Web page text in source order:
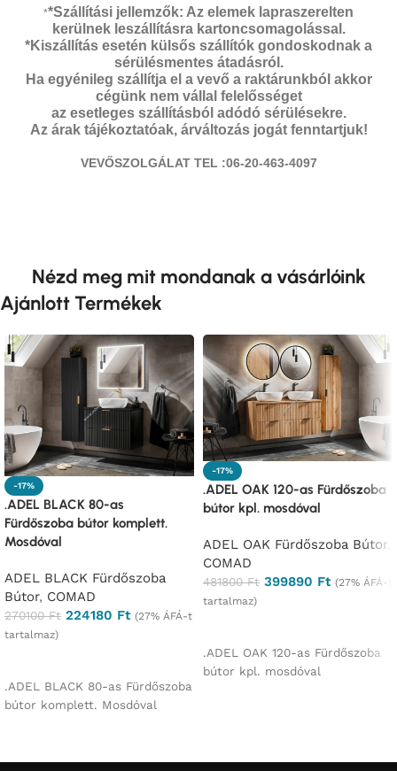
**Szállítási jellemzők: Az elemek lapraszerelten
kerülnek leszállításra kartoncsomagolással.
*Kiszállítás esetén külsős szállítók gondoskodnak a
sérülésmentes átadásról.
Ha egyénileg szállítja el a vevő a raktárunkból akkor
cégünk nem vállal felelősséget
az esetleges szállításból adódó sérülésekre.
Az árak tájékoztatóak, árváltozás jogát fenntartjuk!
VEVŐSZOLGÁLAT TEL :06-20-463-4097
Nézd meg mit mondanak a vásárlóink
Ajánlott Termékek
-17%
.ADEL BLACK 80-as
Fürdőszoba bútor komplett.
Mosdóval
ADEL BLACK Fürdőszoba
Bútor, COMAD
270100Ft 224180 Ft (27% ÁFÁ-t
tartalmaz)
.ADEL BLACK 80-as Fürdőszoba
bútor komplett. Mosdóval
-17%
.ADEL OAK 120-as Fürdőszoba
bútor kpl. mosdóval
ADEL OAK Fürdőszoba Bútor
COMAD
481800Ft 399890 Ft (27% ÁFÁ-t
tartalmaz)
.ADEL OAK 120-as Fürdőszoba
bútor kpl. mosdóval